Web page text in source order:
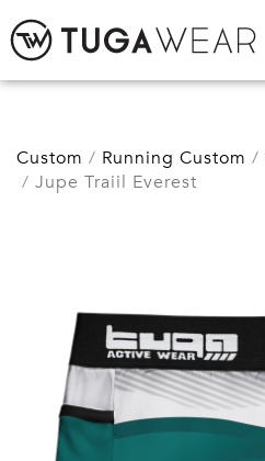
COLLECTION
CONTACT
FR
Custom Running Custom
Jupe Traiil Everest